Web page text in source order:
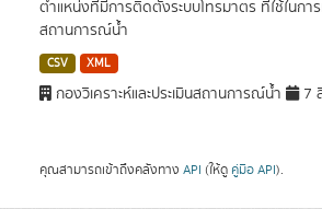
ตำแหน่งที่มีการติดตั้งระบบโทรมาตร ที่ใช้ในกา
สถานการณ์น้ำ
CSV XML
กองวิเคราะห์และประเมินสถานการณ์น้ำ 7
คุณสามารถเข้าถึงคลังทาง API (ให้ดู คู่มือ API).